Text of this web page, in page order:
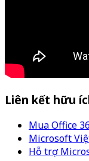
Liên kết hữu
Mua Office
Microsoft
Hỗ trợ